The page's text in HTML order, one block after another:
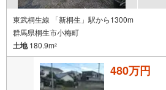
東武桐生線 「新桐生」駅から1300m
群馬県桐生市小梅町
土地180.9m2
480万円